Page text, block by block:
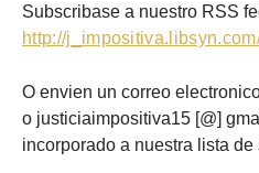
Subscribase a nuestro RSS
http://
O envien un correo
o justiciaimpositiva15 [@]
incorporado a nuestra lista de